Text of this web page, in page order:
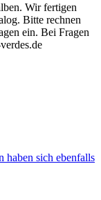
Wir fertigen
Bitte rechnen
ein. Bei Fragen
haben sich ebenfalls